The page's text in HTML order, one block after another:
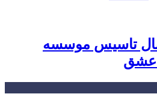
تاسیس موسسه
عشق